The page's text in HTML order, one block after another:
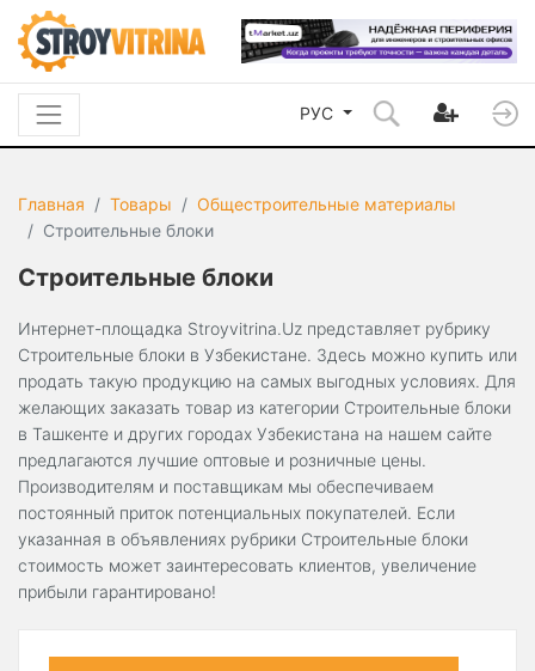
РУС
Главная Товары
Общестроительные материалы
Строительные блоки
Строительные блоки
Интернет-площадка Stroyvitrina.Uz представляет рубрику
Строительные блоки в Узбекистане. Здесь можно купить или
продать такую продукцию на самых выгодных условиях. Для
желающих заказать товар из категории Строительные блоки
в Ташкенте и других городах Узбекистана на нашем сайте
предлагаются лучшие оптовые и розничные цены.
Производителям и поставщикам мы обеспечиваем
постоянный приток потенциальных покупателей. Если
указанная в объявлениях рубрики Строительные блоки
стоимость может заинтересовать клиентов, увеличение
прибыли гарантировано!